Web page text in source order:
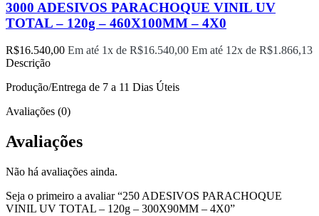
3000 ADESIVOS PARACHOQUE VINIL UV
TOTAL – 120g – 460X100MM – 4X0
R$16.540,00 Em até 1x de R$16.540,00 Em até 12x de R$1.866,13
Descrição
Produção/Entrega de 7 a 11 Dias Úteis
Avaliações (0)
Avaliações
Não há avaliações ainda.
Seja o primeiro a avaliar “250 ADESIVOS PARACHOQUE
VINIL UV TOTAL – 120g – 300X90MM – 4X0”